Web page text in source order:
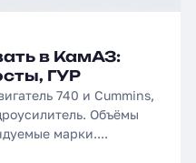
в КамАЗ:
ГУР
740 и Cummins,
Объёмы
марки....